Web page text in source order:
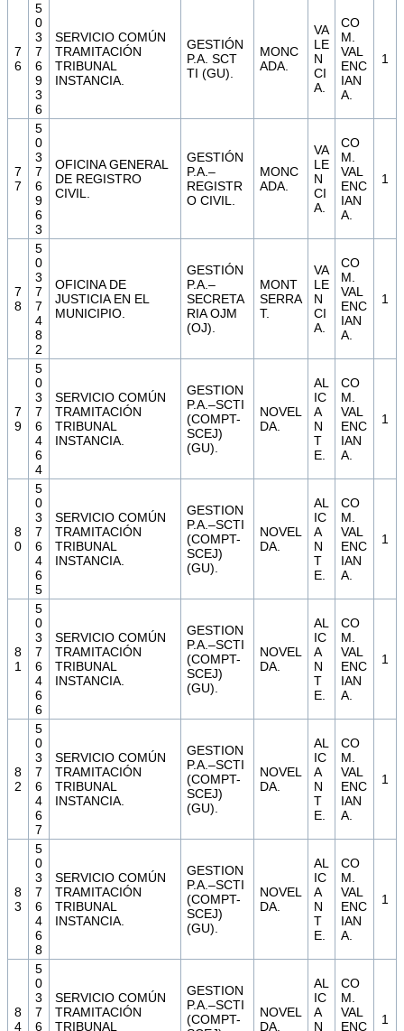
7
6
5
0
3
7
6
9
3
6
SERVICIO COMÚN
TRAMITACIÓN
TRIBUNAL
INSTANCIA.
GESTIÓN
P.A. SCT
TI (GU).
MONC
ADA.
VA
LE
N
CI
A.
CO
M.
VAL
ENC
IAN
A.
1
7
7
5
0
3
7
6
9
6
3
OFICINA GENERAL
DE REGISTRO
CIVIL.
GESTIÓN
P.A.–
REGISTR
O CIVIL.
MONC
ADA.
VA
LE
N
CI
A.
CO
M.
VAL
ENC
IAN
A.
1
7
8
5
0
3
7
7
4
8
2
OFICINA DE
JUSTICIA EN EL
MUNICIPIO.
GESTIÓN
P.A.–
SECRETA
RIA OJM
(OJ).
MONT
SERRA
T.
VA
LE
N
CI
A.
CO
M.
VAL
ENC
IAN
A.
1
7
9
5
0
3
7
6
4
6
4
SERVICIO COMÚN
TRAMITACIÓN
TRIBUNAL
INSTANCIA.
GESTION
P.A.–SCTI
(COMPT-
SCEJ)
(GU).
NOVEL
DA.
AL
IC
A
N
T
E.
CO
M.
VAL
ENC
IAN
A.
1
8
0
5
0
3
7
6
4
6
5
SERVICIO COMÚN
TRAMITACIÓN
TRIBUNAL
INSTANCIA.
GESTION
P.A.–SCTI
(COMPT-
SCEJ)
(GU).
NOVEL
DA.
AL
IC
A
N
T
E.
CO
M.
VAL
ENC
IAN
A.
1
8
1
5
0
3
7
6
4
6
6
SERVICIO COMÚN
TRAMITACIÓN
TRIBUNAL
INSTANCIA.
GESTION
P.A.–SCTI
(COMPT-
SCEJ)
(GU).
NOVEL
DA.
AL
IC
A
N
T
E.
CO
M.
VAL
ENC
IAN
A.
1
8
2
5
0
3
7
6
4
6
7
SERVICIO COMÚN
TRAMITACIÓN
TRIBUNAL
INSTANCIA.
GESTION
P.A.–SCTI
(COMPT-
SCEJ)
(GU).
NOVEL
DA.
AL
IC
A
N
T
E.
CO
M.
VAL
ENC
IAN
A.
1
8
3
5
0
3
7
6
4
6
8
SERVICIO COMÚN
TRAMITACIÓN
TRIBUNAL
INSTANCIA.
GESTION
P.A.–SCTI
(COMPT-
SCEJ)
(GU).
NOVEL
DA.
AL
IC
A
N
T
E.
CO
M.
VAL
ENC
IAN
A.
1
8
4
5
0
3
7
6
SERVICIO COMÚN
TRAMITACIÓN
TRIBUNAL
GESTION
P.A.–SCTI
(COMPT-
NOVEL
DA.
AL
IC
A
N
CO
M.
VAL
ENC
1